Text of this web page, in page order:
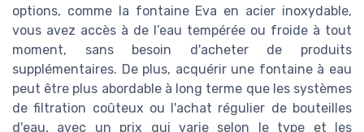
options, comme la fontaine Eva en acier inoxydable,
vous avez accès à de l’eau tempérée ou froide à tout
moment, sans besoin d'acheter de produits
supplémentaires. De plus, acquérir une fontaine à eau
peut être plus abordable à long terme que les systèmes
de filtration coûteux ou l'achat régulier de bouteilles
d'eau, avec un prix qui varie selon le type et les